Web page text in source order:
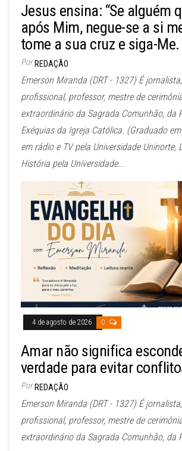
Jesus ensina: “Se alguém
após Mim, negue-se a si
tome a sua cruz e siga-Me.
Por REDAÇÃO
Emerson Miranda (DRT - 1327) É
profissional, professor, mestre de
extraordinário da Sagrada Comunhão, da
Exéquias da Igreja Católica. (Graduado
em rádio e TV pela Universidade Uninorte,
História pela Universidade...
4 de agosto de 2026 0
Amar não significa
verdade para evitar
Por REDAÇÃO
Emerson Miranda (DRT - 1327) É
profissional, professor, mestre de
extraordinário da Sagrada Comunhão, da